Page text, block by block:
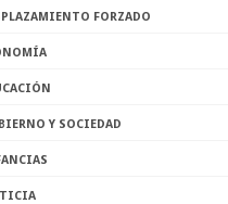
FORZADO
Y SOCIEDAD